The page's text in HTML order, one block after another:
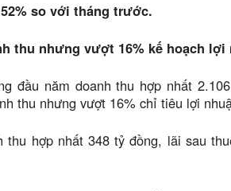
so với tháng trước.
thu nhưng vượt 16% kế hoạch lợi
đầu năm doanh thu hợp nhất
thu nhưng vượt 16% chỉ tiêu lợi
hợp nhất 348 tỷ đồng, lãi sau